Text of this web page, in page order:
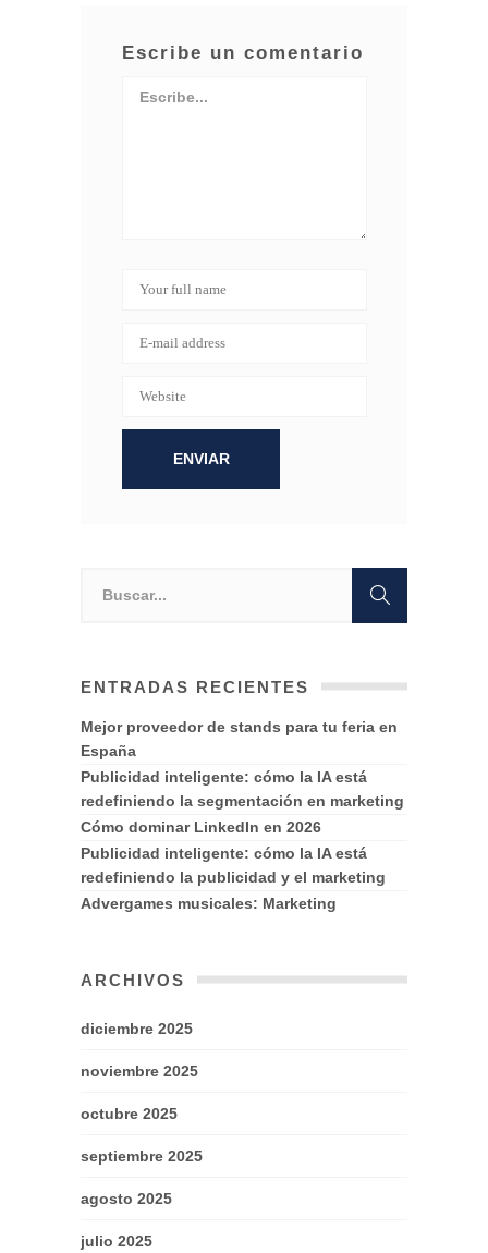
Escribe un comentario
ENTRADAS RECIENTES
Mejor proveedor de stands para tu feria en
España
Publicidad inteligente: cómo la IA está
redefiniendo la segmentación en marketing
Cómo dominar LinkedIn en 2026
Publicidad inteligente: cómo la IA está
redefiniendo la publicidad y el marketing
Advergames musicales: Marketing
ARCHIVOS
diciembre 2025
noviembre 2025
octubre 2025
septiembre 2025
agosto 2025
julio 2025